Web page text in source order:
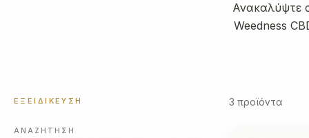
Ανακαλύψτε
Weedness
ΕΞΕΙΔΊΚΕΥΣΗ
ΑΝΑΖΉΤΗΣΗ
3 προϊόντα